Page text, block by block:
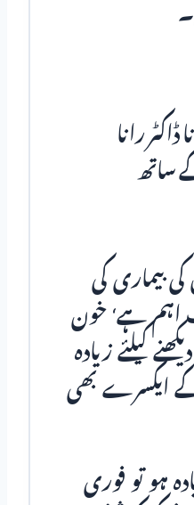
رانا
ساتھ
بیماری کی
اہم ہے‘ خون
دیکھنے کیلئے زیادہ
ایکسرے بھی
ہو تو فوری